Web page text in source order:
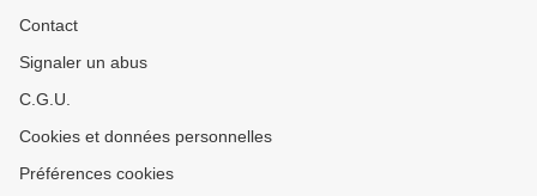
Contact
Signaler un abus
C.G.U.
Cookies et données personnelles
Préférences cookies